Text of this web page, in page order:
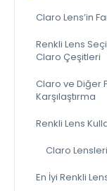
Claro Lens’in
Renkli Lens
Claro Çeşitleri
Claro ve Diğer
Karşılaştırma
Renkli Lens
Claro
En İyi Renkli